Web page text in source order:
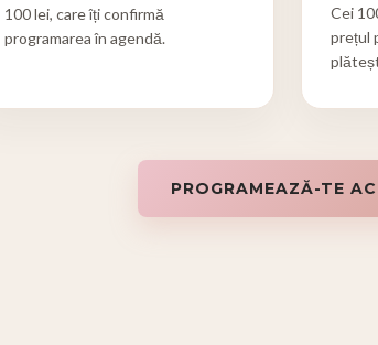
100 lei, care îți confirmă
programarea în agendă.
Cei
prețul
PROGRAMEAZĂ-TE